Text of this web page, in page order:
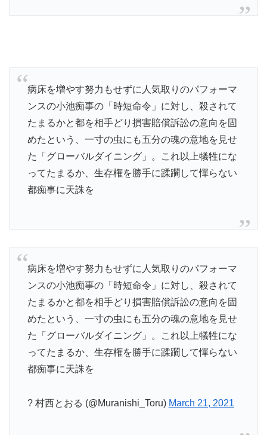
病床を増やす努力もせずに人気取りのパフォーマ
ンスの小池痴事の「時短命令」に対し、殺されて
たまるかと都を相手どり損害賠償訴訟の意向を固
めたという、一寸の虫にも五分の魂の意地を見せ
た「グローバルダイニング」。これ以上犠牲にな
ってたまるか、生存権を勝手に蹂躙して憚らない
都痴事に天誅を
病床を増やす努力もせずに人気取りのパフォーマ
ンスの小池痴事の「時短命令」に対し、殺されて
たまるかと都を相手どり損害賠償訴訟の意向を固
めたという、一寸の虫にも五分の魂の意地を見せ
た「グローバルダイニング」。これ以上犠牲にな
ってたまるか、生存権を勝手に蹂躙して憚らない
都痴事に天誅を
? 村西とおる (@Muranishi_Toru) March 21, 2021